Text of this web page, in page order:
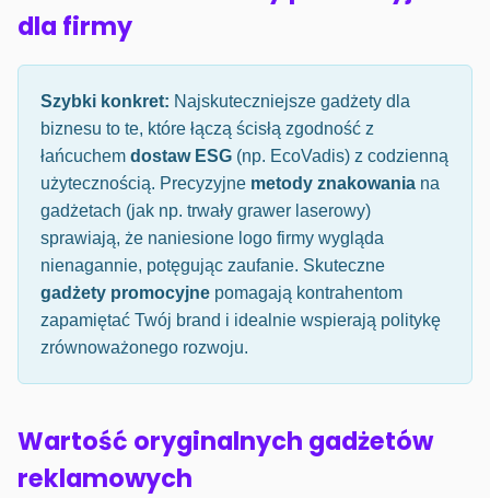
dla firmy
Szybki konkret: Najskuteczniejsze gadżety dla
biznesu to te, które łączą ścisłą zgodność z
łańcuchem dostaw ESG (np. EcoVadis) z codzienną
użytecznością. Precyzyjne metody znakowania na
gadżetach (jak np. trwały grawer laserowy)
sprawiają, że naniesione logo firmy wygląda
nienagannie, potęgując zaufanie. Skuteczne
gadżety promocyjne pomagają kontrahentom
zapamiętać Twój brand i idealnie wspierają politykę
zrównoważonego rozwoju.
Wartość oryginalnych gadżetów
reklamowych